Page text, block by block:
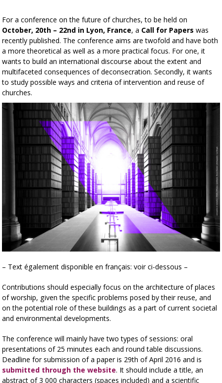
For a conference on the future of churches, to be held on
October, 20th – 22nd in Lyon, France, a Call for Papers was
recently published. The conference aims are twofold and have both
a more theoretical as well as a more practical focus. For one, it
wants to build an international discourse about the extent and
multifaceted consequences of deconsecration. Secondly, it wants
to study possible ways and criteria of intervention and reuse of
churches.
– Text également disponible en français: voir ci-dessous –
Contributions should especially focus on the architecture of places
of worship, given the specific problems posed by their reuse, and
on the potential role of these buildings as a part of current societal
and environmental developments.
The conference will mainly have two types of sessions: oral
presentations of 25 minutes each and round table discussions.
Deadline for submission of a paper is 29th of April 2016 and is
submitted through the website. It should include a title, an
abstract of 3 000 characters (spaces included) and a scientific